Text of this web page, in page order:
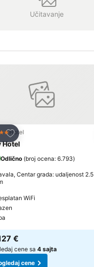
Učitavanje
Dodati u favorite
Hotel
Hotel
Odlično (broj ocena: 6.793)
Centar grada: udaljenost 2.5
WiFi
€
cene sa 4 sajta
cene